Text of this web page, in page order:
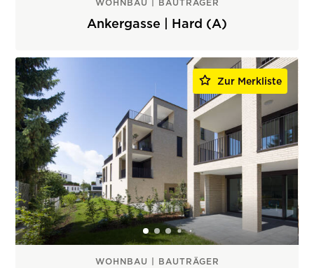
WOHNBAU | BAUTRÄGER
Ankergasse | Hard (A)
WOHNBAU | BAUTRÄGER
Zur Merkliste